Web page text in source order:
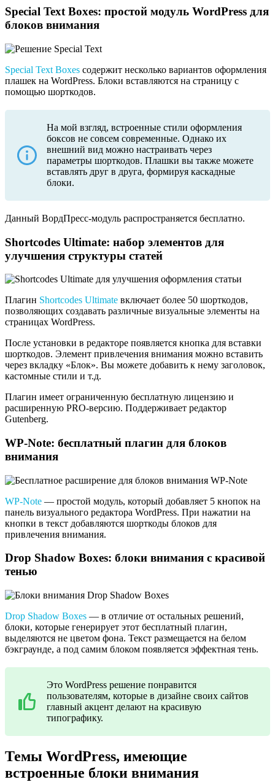
Special Text Boxes: простой модуль WordPress для
блоков внимания
Special Text Boxes содержит несколько вариантов оформления
плашек на WordPress. Блоки вставляются на страницу с
помощью шорткодов.
На мой взгляд, встроенные стили оформления
боксов не совсем современные. Однако их
внешний вид можно настраивать через
параметры шорткодов. Плашки вы также можете
вставлять друг в друга, формируя каскадные
блоки.
Данный ВордПресс-модуль распространяется бесплатно.
Shortcodes Ultimate: набор элементов для
улучшения структуры статей
Плагин Shortcodes Ultimate включает более 50 шорткодов,
позволяющих создавать различные визуальные элементы на
страницах WordPress.
После установки в редакторе появляется кнопка для вставки
шорткодов. Элемент привлечения внимания можно вставить
через вкладку «Блок». Вы можете добавить к нему заголовок,
кастомные стили и т.д.
Плагин имеет ограниченную бесплатную лицензию и
расширенную PRO-версию. Поддерживает редактор
Gutenberg.
WP-Note: бесплатный плагин для блоков
внимания
WP-Note — простой модуль, который добавляет 5 кнопок на
панель визуального редактора WordPress. При нажатии на
кнопки в текст добавляются шорткоды блоков для
привлечения внимания.
Drop Shadow Boxes: блоки внимания с красивой
тенью
Drop Shadow Boxes — в отличие от остальных решений,
блоки, которые генерирует этот бесплатный плагин,
выделяются не цветом фона. Текст размещается на белом
бэкграунде, а под самим блоком появляется эффектная тень.
Это WordPress решение понравится
пользователям, которые в дизайне своих сайтов
главный акцент делают на красивую
типографику.
Темы WordPress, имеющие
встроенные блоки внимания